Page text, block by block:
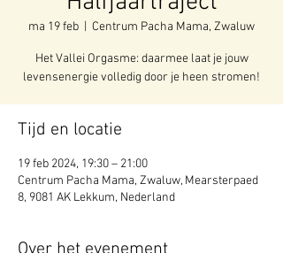
ma 19 feb Centrum Pacha Mama, Zwaluw
Het Vallei Orgasme: daarmee laat je jouw
levensenergie volledig door je heen stromen!
Tijd en locatie
19 feb 2024, 19:30 – 21:00
Centrum Pacha Mama, Zwaluw, Mearsterpaed
8, 9081 AK Lekkum, Nederland